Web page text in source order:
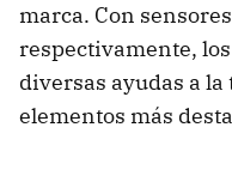
marca. Con
respectivamente,
diversas ayudas a
elementos más